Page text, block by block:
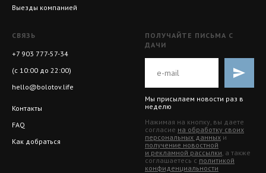
Выезды компанией
СВЯЗЬ
+7 903 777-57-34
(с 10:00 до 22:00)
hello@bolotov.life
Контакты
FAQ
Как добраться
ПОЛУЧАЙТЕ ПИСЬМА С
ДАЧИ
Мы присылаем новости раз в
неделю
Нажимая на кнопку, вы даете
согласие на обработку своих
персональных данных и
получение новостной
и рекламной рассылки , а также
соглашаетесь с политикой
конфиденциальности